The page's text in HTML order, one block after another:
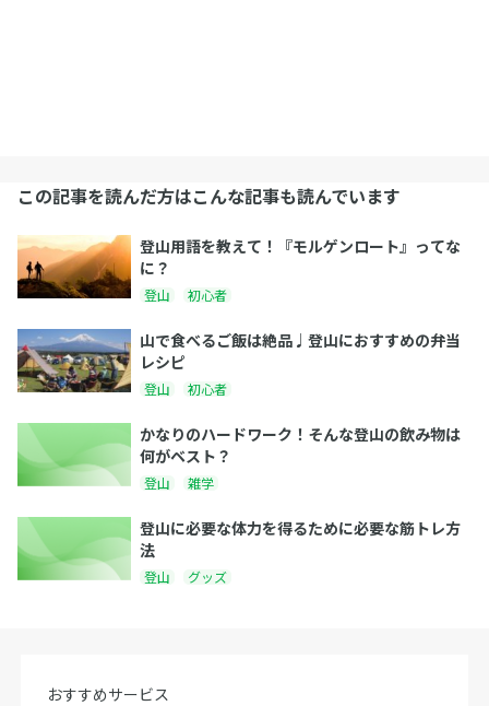
この記事を読んだ方はこんな記事も読んでいます
登山用語を教えて！『モルゲンロート』ってな
に？
登山 初心者
山で食べるご飯は絶品♩登山におすすめの弁当
レシピ
登山 初心者
かなりのハードワーク！そんな登山の飲み物は
何がベスト？
登山 雑学
登山に必要な体力を得るために必要な筋トレ方
法
登山 グッズ
おすすめサービス